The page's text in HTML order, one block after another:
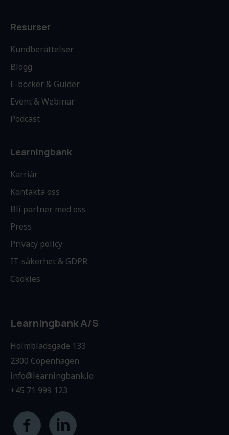
Resurser
Kundberättelser
Blogg
E-böcker & Guider
Event & Webinar
Podcast
Learningbank
Karriär
Kontakta oss
Bli partner med oss
Press
Privacy policy
IT-säkerhet & GDPR
Cookies
Learningbank A/S
Holmbladsgade 133
2300 Copenhagen
info@learningbank.io
+45 71 999 123